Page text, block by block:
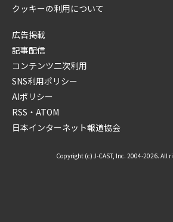
クッキーの利用について
広告掲載
記事配信
コンテンツ二次利用
SNS利用ポリシー
AIポリシー
RSS・ATOM
日本インターネット報道協会
Copyright (c) J-CAST, Inc. 2004-2026. All